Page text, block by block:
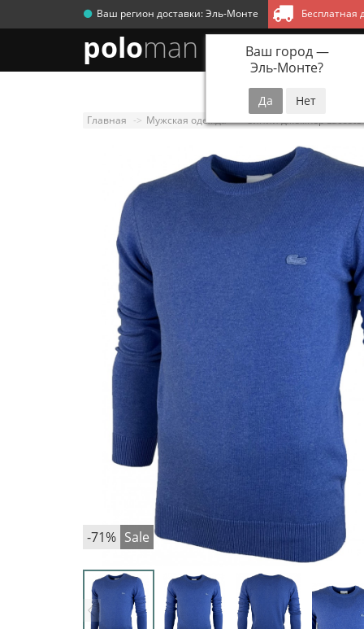
Ваш регион доставки:Эль-Монте
Ваш город —
Эль-Монте?
Бесплатная
poloman
Новинки
Главная Мужская одежда Синий джемпер Lacoste
-71% Sale